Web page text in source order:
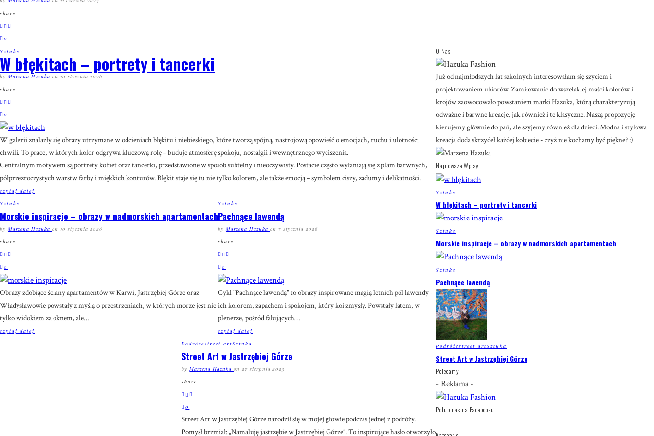
share
0
Sztuka
W błękitach – portrety i tancerki
by Marzena Hazuka on 10 stycznia 2026
share
0
W galerii znalazły się obrazy utrzymane w odcieniach błękitu i niebieskiego, które tworzą spójną, nastrojową opowieść o emocjach, ruchu i ulotności
chwili. To prace, w których kolor odgrywa kluczową rolę – buduje atmosferę spokoju, nostalgii i wewnętrznego wyciszenia.
Centralnym motywem są portrety kobiet oraz tancerki, przedstawione w sposób subtelny i nieoczywisty. Postacie często wyłaniają się z plam barwnych,
półprzezroczystych warstw farby i miękkich konturów. Błękit staje się tu nie tylko kolorem, ale także emocją – symbolem ciszy, zadumy i delikatności.
czytaj dalej
Sztuka
Morskie inspiracje – obrazy w nadmorskich apartamentach
by Marzena Hazuka on 10 stycznia 2026
share
0
Obrazy zdobiące ściany apartamentów w Karwi, Jastrzębiej Górze oraz
Władysławowie powstały z myślą o przestrzeniach, w których morze jest nie
tylko widokiem za oknem, ale…
czytaj dalej
Sztuka
Pachnące lawendą
by Marzena Hazuka on 7 stycznia 2026
share
0
Cykl "Pachnące lawendą" to obrazy inspirowane magią letnich pól lawendy -
ich kolorem, zapachem i spokojem, który koi zmysły. Powstały latem, w
plenerze, pośród falujących…
czytaj dalej
Podróżestreet artSztuka
Street Art w Jastrzębiej Górze
by Marzena Hazukaon 27 sierpnia 2023
share
0
Street Art w Jastrzębiej Górze narodził się w mojej głowie podczas jednej z podróży.
Pomysł brzmiał: „Namaluję jastrzębie w Jastrzębiej Górze”. To inspirujące hasło otworzyło
O Nas
Już od najmłodszych lat szkolnych interesowałam się szyciem i
projektowaniem ubiorów. Zamiłowanie do wszelakiej maści kolorów i
krojów zaowocowało powstaniem marki Hazuka, którą charakteryzują
odważne i barwne kreacje, jak również i te klasyczne. Naszą propozycję
kierujemy głównie do pań, ale szyjemy również dla dzieci. Modna i stylowa
kreacja doda skrzydeł każdej kobiecie - czyż nie kochamy być piękne? :)
Najnowsze Wpisy
Sztuka
W błękitach – portrety i tancerki
Sztuka
Morskie inspiracje – obrazy w nadmorskich apartamentach
Sztuka
Pachnące lawendą
Podróżestreet artSztuka
Street Art w Jastrzębiej Górze
Polecamy
- Reklama -
Polub nas na Facebooku